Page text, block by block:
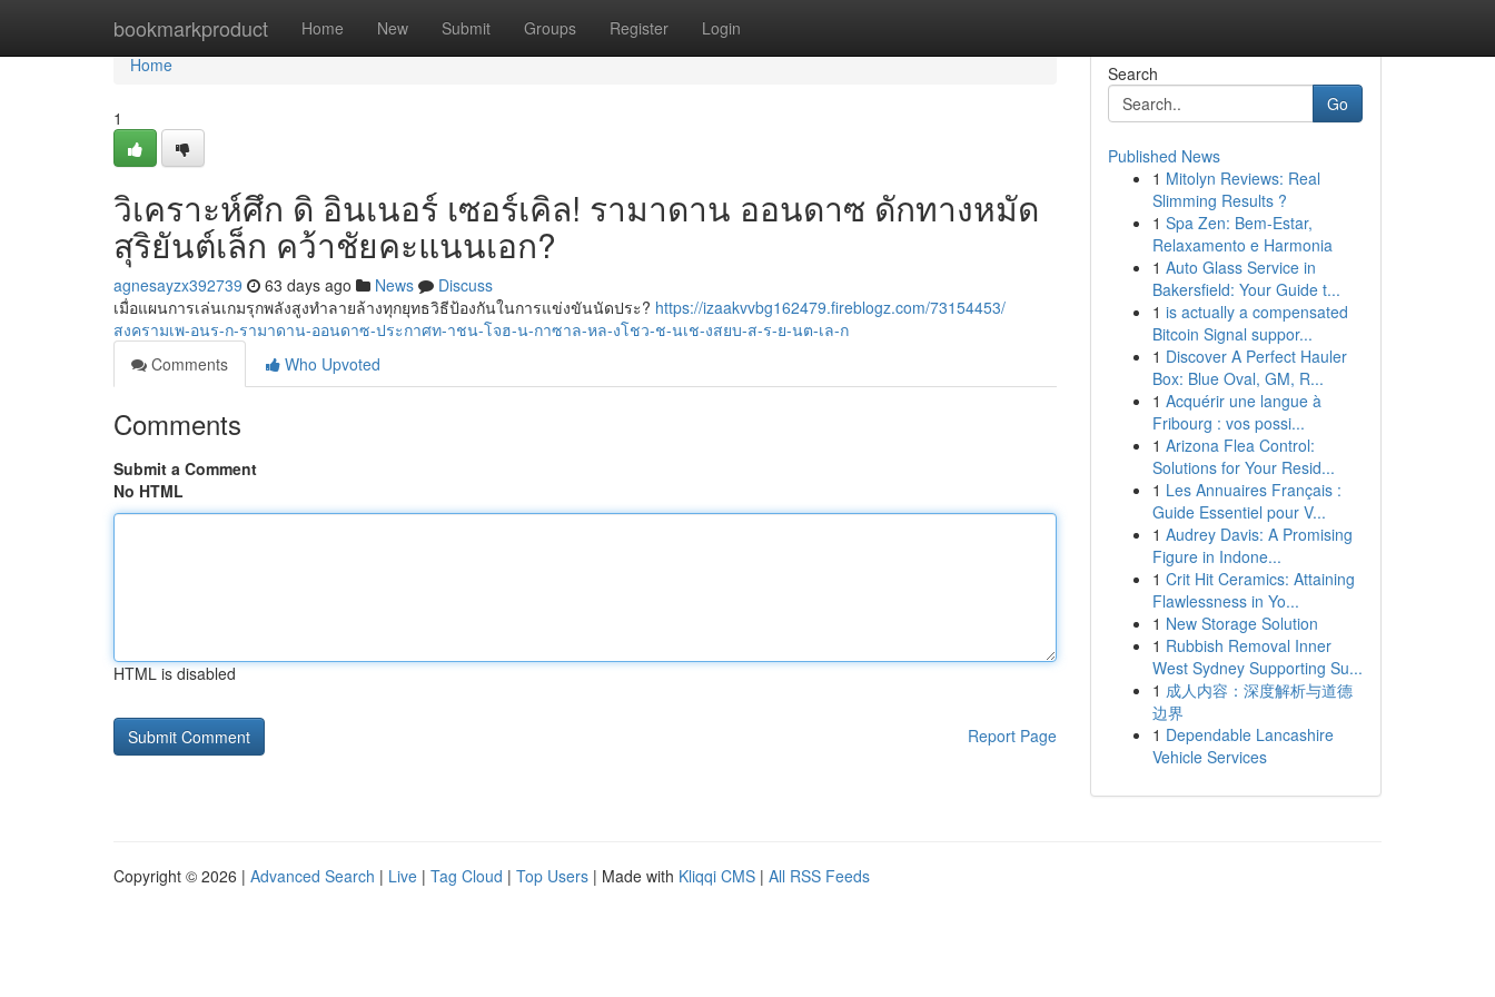
bookmarkproduct Home New Submit Groups Register Login
Home
Home
1
วิเคราะห์ศึก ดิ อินเนอร์ เซอร์เคิล! รามาดาน ออนดาซ ดักทางหมัด
สุริยันต์เล็ก คว้าชัยคะแนนเอก?
agnesayzx392739 63 days ago News
Discuss
เมื่อแผนการเล่นเกมรุกพลังสูงทำลายล้างทุกยุทธวิธีป้องกันในการแข่งขันนัดประ? https://izaakvvbg162479.fireblogz.com/73154453/
สงครามเพ-อนร-ก-รามาดาน-ออนดาซ-ประกาศท-าชน-โจฮ-น-กาซาล-หล-งโชว-ช-นเช-งสยบ-ส-ร-ย-นต-เล-ก
Comments
Who Upvoted
Comments
Submit a Comment
No HTML
HTML is disabled
Report Page
Search
Go
Published News
1 Mitolyn Reviews: Real
Slimming Results ?
1 Spa Zen: Bem-Estar,
Relaxamento e Harmonia
1 Auto Glass Service in
Bakersfield: Your Guide t...
1 is actually a compensated
Bitcoin Signal suppor...
1 Discover A Perfect Hauler
Box: Blue Oval, GM, R...
1 Acquérir une langue à
Fribourg : vos possi...
1 Arizona Flea Control:
Solutions for Your Resid...
1 Les Annuaires Français :
Guide Essentiel pour V...
1 Audrey Davis: A Promising
Figure in Indone...
1 Crit Hit Ceramics: Attaining
Flawlessness in Yo...
1 New Storage Solution
1 Rubbish Removal Inner
West Sydney Supporting Su...
1 成人内容：深度解析与道德
边界
1 Dependable Lancashire
Vehicle Services
Copyright © 2026 | Advanced Search | Live | Tag Cloud | Top Users | Made with Kliqqi CMS | All RSS Feeds